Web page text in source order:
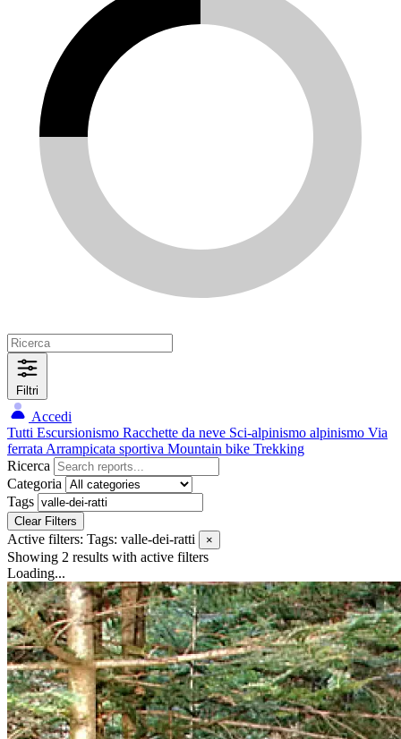
Filtri
Accedi
Tutti Escursionismo Racchette da neve Sci-alpinismo alpinismo Via
ferrata Arrampicata sportiva Mountain bike Trekking
Ricerca
Categoria
Tags
Clear Filters
Active filters: Tags: valle-dei-ratti ×
Showing 2 results with active filters
Loading...